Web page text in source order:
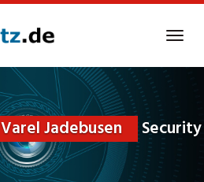
Varel Jadebusen Security